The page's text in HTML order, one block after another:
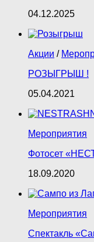
04.12.2025
Акции /
РОЗЫГРЫШ !
05.04.2021
Мероприятия
Фотосет
18.09.2020
Мероприятия
Спектакль